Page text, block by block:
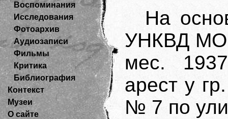
Воспоминания
Исследования
Фотоархив
Аудиозаписи
Фильмы
Критика
Библиография
Контекст
Музеи
О сайте
На
УНКВД МО
мес.
арест у
№ 7 по